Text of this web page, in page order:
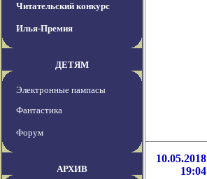
Читательский конкурс
Илья-Премия
ДЕТЯМ
Электронные пампасы
Фантастика
Форум
АРХИВ
10.05.2018
19:04